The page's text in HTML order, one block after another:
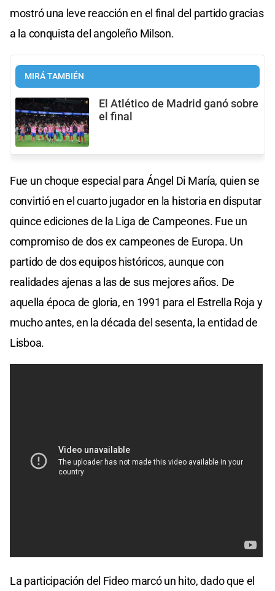
mostró una leve reacción en el final del partido gracias
a la conquista del angoleño Milson.
MIRÁ TAMBIÉN
El Atlético de Madrid ganó sobre
el final
Fue un choque especial para Ángel Di María, quien se
convirtió en el cuarto jugador en la historia en disputar
quince ediciones de la Liga de Campeones. Fue un
compromiso de dos ex campeones de Europa. Un
partido de dos equipos históricos, aunque con
realidades ajenas a las de sus mejores años. De
aquella época de gloria, en 1991 para el Estrella Roja y
mucho antes, en la década del sesenta, la entidad de
Lisboa.
La participación del Fideo marcó un hito, dado que el